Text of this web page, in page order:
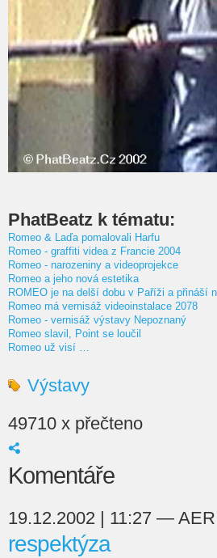
PhatBeatz k tématu:
Romeo & Laďa pomalovali Harfu
Romeo - graffiti videa z Francie 2004
Romeo - narozeniny a videoprojekce
Romeo a jeho nová estetika
ROMEO je na delší dobu v Paříži a přináší
Romeo má vernisáž videoinstalace 2078
Romeo - vernisáž výstavy Nepoznaný
Romeo slavil, Point se loučil
Romeo už visí …
Výstavy
49710 x přečteno
Komentáře
19.12.2002 | 11:27 —
respektýza